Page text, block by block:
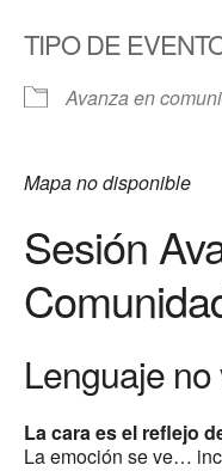
TIPO DE
Avanza en
Mapa no disponible
Sesión
Lenguaje no
La cara es el reflejo
La emoción se ve…